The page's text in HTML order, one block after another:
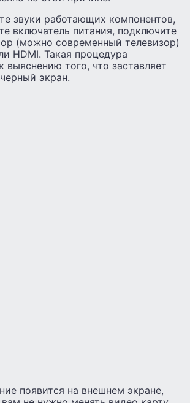
звуки работающих компонентов,
включатель питания, подключите
(можно современный телевизор)
HDMI. Такая процедура
выяснению того, что заставляет
экран.
появится на внешнем экране,